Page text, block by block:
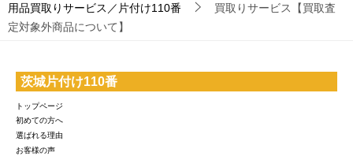
用品買取りサービス／片付け110番
買取りサービス【買取査
定対象外商品について】
茨城片付け110番
トップページ
初めての方へ
選ばれる理由
お客様の声